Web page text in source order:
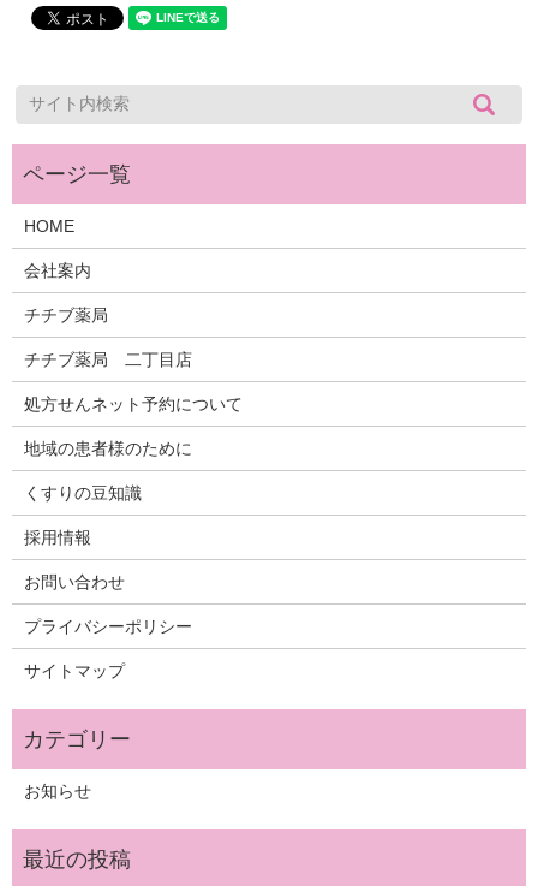
HOME
会社案内
チチブ薬局
チチブ薬局 二丁目店
処方せんネット予約について
地域の患者様のために
くすりの豆知識
採用情報
お問い合わせ
プライバシーポリシー
サイトマップ
お知らせ